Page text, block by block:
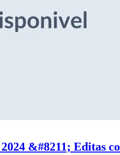
&#8211; Editas